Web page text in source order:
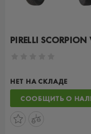
PIRELLI
НЕТ НА СКЛАДЕ
СООБЩИТЬ О